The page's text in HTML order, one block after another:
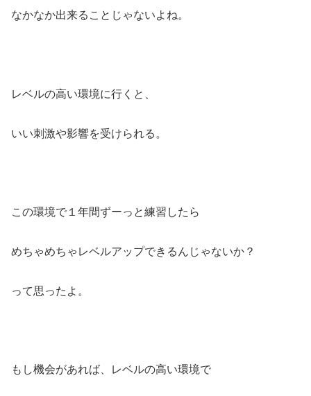
なかなか出来ることじゃないよね。
レベルの高い環境に行くと、
いい刺激や影響を受けられる。
この環境で１年間ずーっと練習したら
めちゃめちゃレベルアップできるんじゃないか？
って思ったよ。
もし機会があれば、レベルの高い環境で